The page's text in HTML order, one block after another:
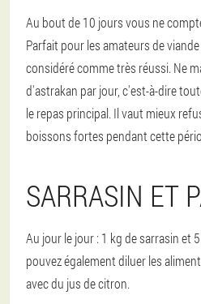
Au bout de 10 jours vous ne
Parfait pour les amateurs de
considéré comme très réussi. Ne
d'astrakan par jour, c'est-à-dire
le repas principal. Il vaut mieux
boissons fortes pendant cette
SARRASIN ET
Au jour le jour : 1 kg de sarrasin et
pouvez également diluer les
avec du jus de citron.